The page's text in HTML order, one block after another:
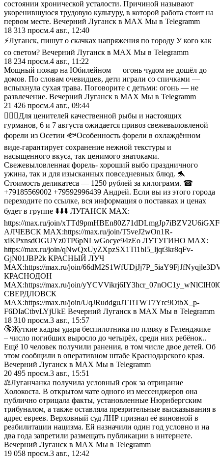
состоянии хронической усталости. Причиной называют
укоренившуюся трудовую культуру, в которой работа стоит на
первом месте. Вечерний Луганск в MAX Мы в Telegramm
18 313 просм.4 авг., 12:40
⚡️Луганск, пишут о скачках напряжения по городу У кого как
со светом? Вечерний Луганск в MAX Мы в Telegramm
18 234 просм.4 авг., 11:22
Мощный пожар на Юбилейном — огонь чудом не дошёл до
домов. По словам очевидцев, дети играли со спичками —
вспыхнула сухая трава. Поговорите с детьми: огонь — не
развлечение. Вечерний Луганск в MAX Мы в Telegramm
21 426 просм.4 авг., 09:44
👩‍❤️‍👨Для ценителей качественной рыбы и настоящих
гурманов, 6 и 7 августа ожидается привоз свежевыловленой
форели из Осетии 🐟Особенность форели в охлаждённом
виде-гарантирует сохранение нежной текстуры и
насыщенного вкуса, так ценимого знатоками.
Свежевыловленная форель- хороший выбо праздничного
ужина, так и для изысканных повседневных блюд. 🐬
Стоимость деликатеса — 1250 рублей за килограмм. ☎
+79185569002 +79592996439 Андрей. Если вы из этого города
переходите по ссылке, вся информация о поставках и ценах
будет в группе ⬇️⬇️⬇️ ЛУГАНСК МАХ:
https://max.ru/join/
АЛЧЕВСК МАХ:https://max.ru/join/T5veJ2wOn1R-
xiKPxnsdOGUYz0TP6pNLwGocye94zEo ЛУТУГИНО МАХ:
https://max.ru/join/qNwQxUyZXpzSX1Tl1bl5_ljqt3kr8qFv-
GjN01JBP2k КРАСНЫЙ ЛУЧ
МАХ:https://max.ru/join/
КРАСНОДОН
МАХ:https://max.ru/join/
СВЕРДЛОВСК
МАХ:https://max.ru/join/UqJRuddguJTTiTWT7Yrc9OtbX_p-
F6DIaCtbvLYjUkE Вечерний Луганск в MAX Мы в Telegramm
18 310 просм.3 авг., 15:57
🔞Жуткие кадры удара беспилотника по пляжу в Геленджике
– число погибших выросло до четырёх, среди них ребёнок..
Ещё 10 человек получили ранения, в том числе двое детей. Об
этом сообщили в оперативном штабе Краснодарского края.
Вечерний Луганск в MAX Мы в Telegramm
20 495 просм.3 авг., 15:51
⚖️Луганчанка получила условный срок за отрицание
Холокоста. В открытом чате одного из мессенджеров она
публично отрицала факты, установленные Нюрнбергским
трибуналом, а также оставляла презрительные высказывания в
адрес евреев. Верховный суд ЛНР признал её виновной в
реабилитации нацизма. Ей назначили один год условно и на
два года запретили размещать публикации в интернете.
Вечерний Луганск в MAX Мы в Telegramm
19 058 просм.3 авг., 12:42